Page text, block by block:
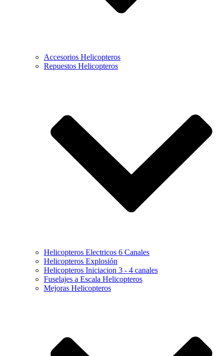
Accesorios Helicopteros
Repuestos Helicopteros
Helicopteros Electricos 6 Canales
Helicopteros Explosión
Helicopteros Iniciacion 3 - 4 canales
Fuselajes a Escala Helicopteros
Mejoras Helicopteros